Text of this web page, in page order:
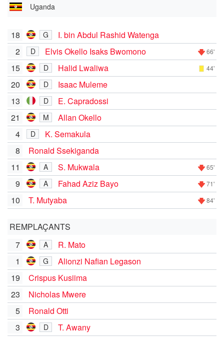
Uganda
18 G
I. bin Abdul Rashid Watenga
2
D Elvis Okello Isaks Bwomono 66'
15 D Halid Lwaliwa 44'
20 D
Isaac Muleme
13
D
E. Capradossi
21
M
Allan Okello
4
D
K. Semakula
8
Ronald Ssekiganda
11
A S. Mukwala 65'
9 A Fahad Aziz Bayo 71'
10 T. Mutyaba 84'
REMPLAÇANTS
7
A
R. Mato
1
G
Alionzi Nafian Legason
19
Crispus Kusiima
23
Nicholas Mwere
5
Ronald Otti
3
D
T. Awany